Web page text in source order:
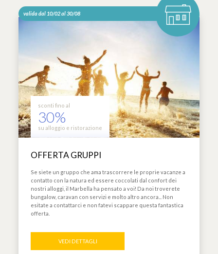
valida dal 10/02 al 30/08
sconti fino al
30%
su alloggio e ristorazione
OFFERTA GRUPPI
Se siete un gruppo che ama trascorrere le proprie vacanze a
contatto con la natura ed essere coccolati dal confort dei
nostri alloggi, il Marbella ha pensato a voi! Da noi troverete
bungalow, caravan con servizi e molto altro ancora... Non
esitate a contattarci e non fatevi scappare questa fantastica
offerta.
VEDI DETTAGLI